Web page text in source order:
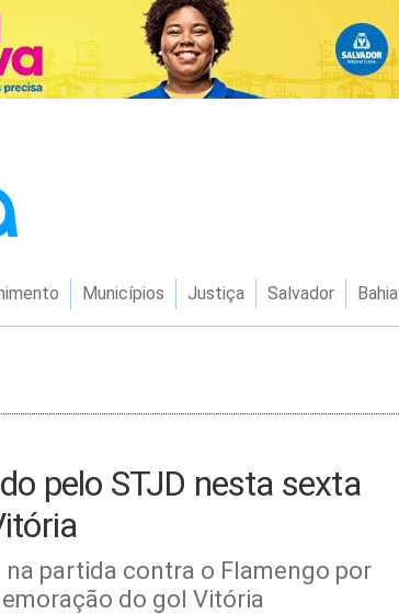
Municípios Justiça Salvador Bahia
pelo STJD nesta sexta
partida contra o Flamengo por
do gol Vitória